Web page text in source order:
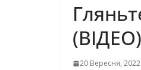
(ВІДЕО)
20 Вересня, 2022